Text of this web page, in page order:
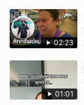
02:23
01:01